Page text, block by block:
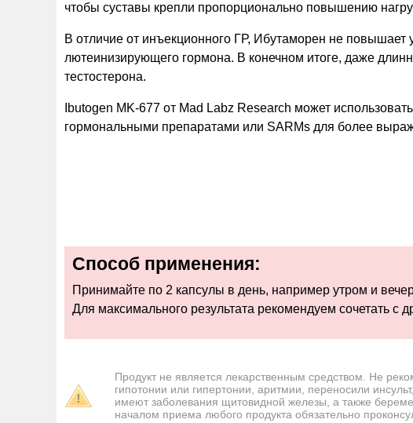
чтобы суставы крепли пропорционально повышению
В отличие от инъекционного ГР, Ибутаморен не повышает
лютеинизирующего гормона. В конечном итоге, даже
тестостерона.
Ibutogen MK-677 от Mad Labz Research может
гормональными препаратами или SARMs для более
Способ применения:
Принимайте по 2 капсулы в день, например утром и
Для максимального результата рекомендуем сочетать с
Продукт не является лекарственным средством. Не
гипотонии или гипертонии, аритмии, переносили
имеют заболевания щитовидной железы, а также
началом приема любого продукта обязательно